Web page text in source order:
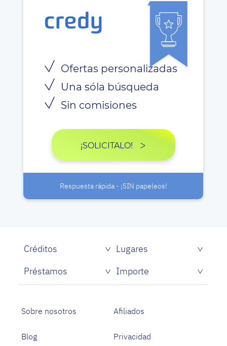
Ofertas personalizadas
Una sóla búsqueda
Sin comisiones
¡SOLICITALO!
Respuesta rápida - ¡SIN papeleos!
Créditos
Lugares
Préstamos
Importe
Sobre nosotros Afiliados
Blog Privacidad